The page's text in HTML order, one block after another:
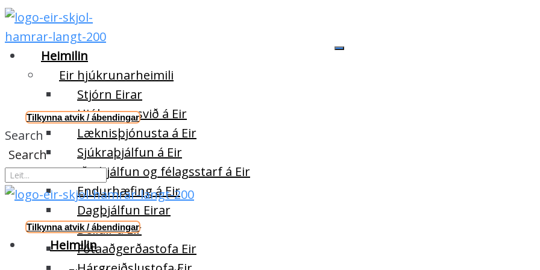
Heimilin
Eir hjúkrunarheimili
Stjórn Eirar
Hjúkrunarsvið á Eir
Læknisþjónusta á Eir
Sjúkraþjálfun á Eir
Iðjuþjálfun og félagsstarf á Eir
Endurhæfing á Eir
Dagþjálfun Eirar
Deildir á Eir
Fótaaðgerðastofa Eir
Tilkynna atvik / ábendingar
Search
Search
Tilkynna atvik / ábendingar
Heimilin